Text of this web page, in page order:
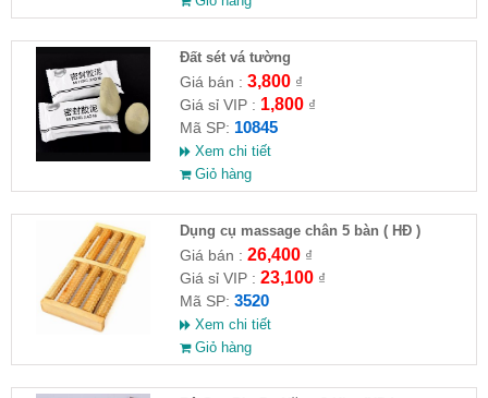
Đất sét vá tường
Giá bán : 3,800₫
Giá sỉ VIP : 1,800₫
Mã SP: 10845
Xem chi tiết
Giỏ hàng
Dụng cụ massage chân 5 bàn ( HĐ )
Giá bán : 26,400₫
Giá sỉ VIP : 23,100₫
Mã SP: 3520
Xem chi tiết
Giỏ hàng